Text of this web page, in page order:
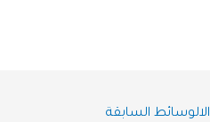
الالوسائط السابقة